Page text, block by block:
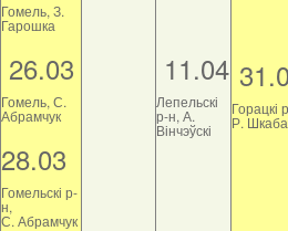
Гомель, З.
Гарошка
26.03
Гомель, С.
Абрамчук
28.03
Гомельскі р-
н,
С. Абрамчук
11.04
Лепельскі
р-н, А.
Вінчэўскі
Горацкі
Р.